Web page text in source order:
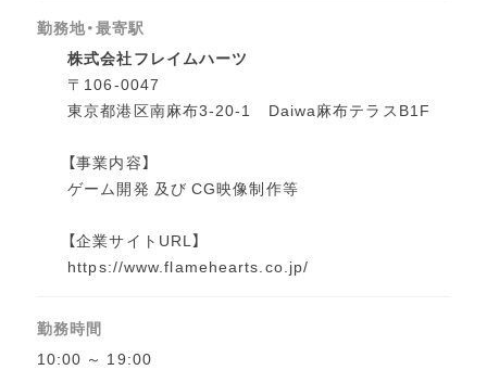
勤務地・最寄駅
株式会社フレイムハーツ
〒106-0047
東京都港区南麻布3-20-1 Daiwa麻布テラスB1F
【事業内容】
ゲーム開発 及び CG映像制作等
【企業サイトURL】
https://www.flamehearts.co.jp/
勤務時間
10:00 ～ 19:00